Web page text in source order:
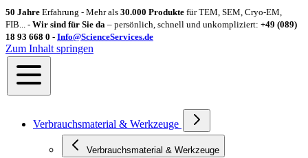
50 Jahre Erfahrung - Mehr als 30.000 Produkte für TEM, SEM, Cryo-EM,
FIB... - Wir sind für Sie da – persönlich, schnell und unkompliziert: +49 (089)
18 93 668 0 - Info@ScienceServices.de
Zum Inhalt springen
Verbrauchsmaterial & Werkzeuge
Verbrauchsmaterial & Werkzeuge